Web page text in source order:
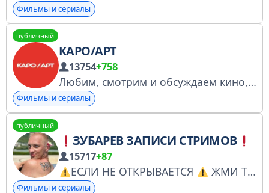
Фильмы и сериалы
публичный
КАРО/АРТ
13754+758
Любим, смотрим и обсуждаем кино, которое меняет мир. Премьеры, шедевры кинематографа и классные эксперты. Афиша → karofilm.ru/art Подкаст → встретимся после титров Сотрудничество → karoart@karofilm.ru Регистрация канала: https://clck.ru/3GWPnc
Фильмы и сериалы
публичный
ЗУБАРЕВ ЗАПИСИ СТРИМОВ
15717+87
ЕСЛИ НЕ ОТКРЫВАЕТСЯ ЖМИ ТРИ ТОЧКИ в ПРАВОМ ВЕРХНЕМ УГЛУ И ОТКРЫТЬ В БРАУЗЕРЕ (для тиктока) сотрудничество - @tgplayer (покупаю ваши каналы) Официальный тг Зубарева — @zubarefff
Фильмы и сериалы